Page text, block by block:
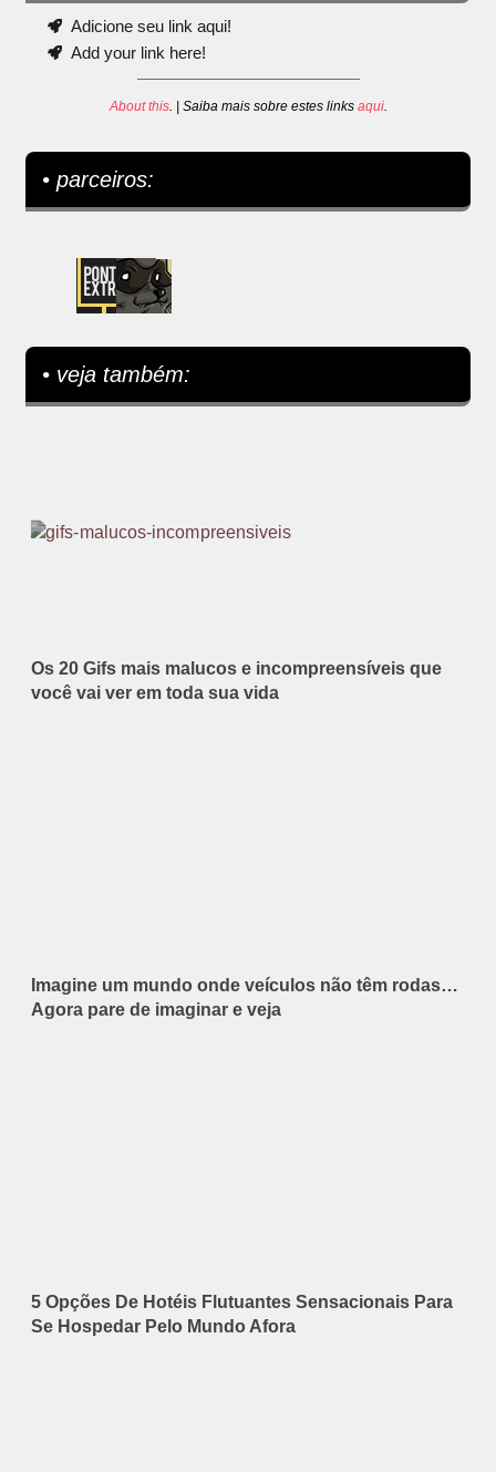
Adicione seu link aqui!
Add your link here!
About this. | Saiba mais sobre estes links aqui.
• parceiros:
• veja também:
Os 20 Gifs mais malucos e incompreensíveis que
você vai ver em toda sua vida
Imagine um mundo onde veículos não têm rodas…
Agora pare de imaginar e veja
5 Opções De Hotéis Flutuantes Sensacionais Para
Se Hospedar Pelo Mundo Afora